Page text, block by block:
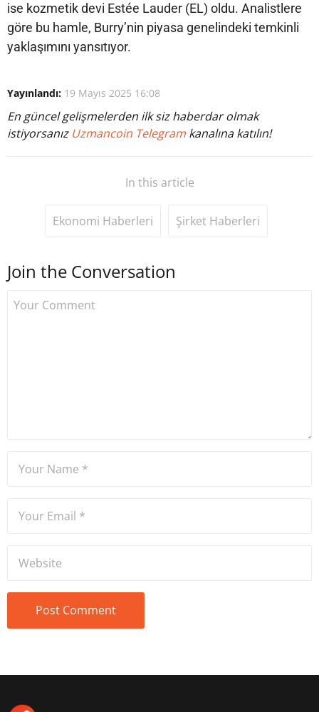
ise kozmetik devi Estée Lauder (EL) oldu. Analistlere
göre bu hamle, Burry’nin piyasa genelindeki temkinli
yaklaşımını yansıtıyor.
Yayınlandı: 19 Mayıs 2025 16:08
En güncel gelişmelerden ilk siz haberdar olmak
istiyorsanız Uzmancoin Telegram kanalına katılın!
In this article
Ekonomi Haberleri Şirket Haberleri
Join the Conversation